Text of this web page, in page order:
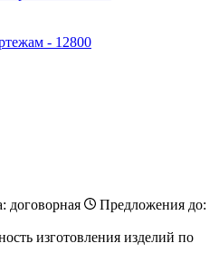
- 12800
договорная
Предложения до:
изготовления изделий по